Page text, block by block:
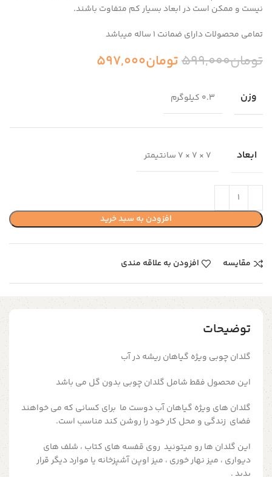
نیست و ممکن است در ابعاد بسیار کم متفاوت باشند.
تمامی محصولات دارای ضمانت ۱ ساله میباشد
تومان599,000تومان597,000
وزن 0.3 کیلوگرم
ابعاد 7 × 7 × 7 سانتیمتر
افزودن به سبد خرید
مقایسه افزودن به علاقه مندی
توضیحات
گلدان چوبی ویژه گیاهان ریشه در آب
این محصول فقط شامل گلدان چوبی بدون گل می باشد
گلدان های ویژه گیاهان آب دوست ما برای کسانی که می خواهند
فضای زندگی و محل کار خود را روشن کند مناسب است.
این گلدان ها رو میتونید روی قفسه های کتاب ، شلف های
دیواری ، میز نهار خوری ، میز اوپن آشپزخانه یا موارد دیگر قرار
بدید .